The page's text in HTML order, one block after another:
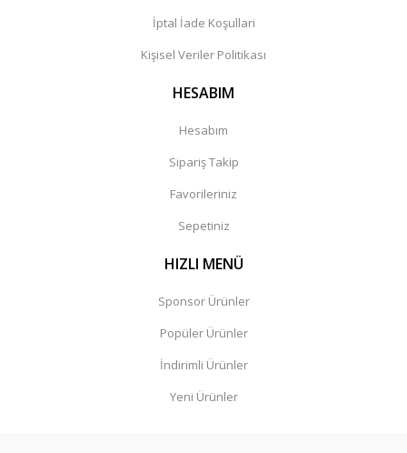
İptal İade Koşullari
Kişisel Veriler Politikası
HESABIM
Hesabım
Sipariş Takip
Favorileriniz
Sepetiniz
HIZLI MENÜ
Sponsor Ürünler
Popüler Ürünler
İndirimli Ürünler
Yeni Ürünler